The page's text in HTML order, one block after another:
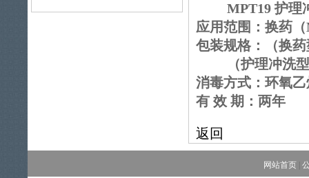
MPT19 护理
应用范围：换药
包装规格：（换
（护理冲洗型
消毒方式：环氧乙
有 效 期：两年
返回
网站首页